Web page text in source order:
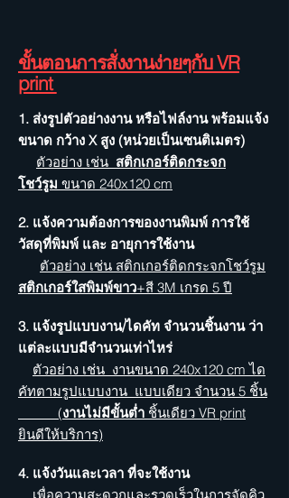
ขั้นตอนการสั่งงานง่ายๆกับ VR
print
1. ส่งรูปตัวอย่างงาน หรือไฟล์งาน พร้อมแจ้ง
ขนาด กว้าง X สูง (หน่วยเป็นเซนติเมตร)
ตัวอย่าง เช่น สติกเกอร์ติดกระจก
โชว์รูม ขนาด 240x120 cm
2. แจ้งความต้องการของงานพิมพ์ การใช้
วัสดุที่พิมพ์ และ อายุการใช้งาน
ตัวอย่าง เช่น สติกเกอร์ติดกระจกโชว์รูม
สติกเกอร์ใสพิมพ์ขาว+สี 3M เกรด 5 ปี
3. แจ้งรูปแบบงาน/ไดคัท จำนวนชิ้นงาน ว่า
แต่ละแบบมีจำนวนเท่าไหร่
ตัวอย่าง เช่น งานขนาด 240x120 cm ได
คัทตามรูปแบบงาน แบบเดียว จำนวน 5 ชิ้น
(งานไม่มีขั้นต่ำ ชิ้นเดียว VR print
ยินดีให้บริการ)
4. แจ้งวันและเวลา ที่จะใช้งาน